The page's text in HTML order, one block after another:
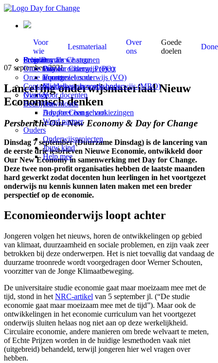
Voor
wie
Scholen
Primair onderwijs (PO)
Voortgezet onderwijs (VO)
Middelbaar beroeps onderwijs (MBO)
Voor docenten
Bedrijven
Adopteer een school
Word partner
Ouders
Onderwijsprojecten
Jouw kind
Help mee
Lesmateriaal
Programma’s
Day for Change Project
Economieles.nu
Gastlessen en workshops
Overige
Downloads
Day for Change verkiezingen
Over
ons
Over Day for Change
Onze missie
Onze impact
Contact
Nieuws
Goede
doelen
Projecten die we steunen
07 september, 2021
Lancering onderwijsmateriaal Nieuw
Economisch denken
Persbericht Our New Economy & Day for Change
Dinsdag 7 september (Duurzame Dinsdag) is de lancering van
de eerste drie lesbrieven Nieuwe Economie, ontwikkeld door
Our New Economy in samenwerking met Day for Change.
Deze twee non-profit organisaties hebben de laatste maanden
hard gewerkt zodat docenten hun leerlingen in het voortgezet
onderwijs nu kennis kunnen laten maken met een breder
perspectief op de economie.
Economieonderwijs loopt achter
Jongeren volgen het nieuws, horen de ontwikkelingen op gebied
van klimaat, duurzaamheid en sociale problemen, en zijn vaak zeer
betrokken bij deze onderwerpen. Het is niet toevallig dat vandaag de
duurzame troonrede wordt voorgedragen door Werner Schouten,
voorzitter van de Jonge Klimaatbeweging.
De universitaire studie economie gaat maar moeizaam mee met de
tijd, stond in het NRC-artikel van 5 september jl. (“De studie
economie gaat maar moeizaam mee met de tijd”). Maar ook de
ontwikkelingen in het economie curriculum van het voortgezet
onderwijs sluiten helaas nog niet aan op deze werkelijkheid.
Circulaire economie, andere manieren om brede welvaart te meten,
of Echte Prijzen worden in de huidige lesmethoden vaak niet
(uitgebreid) behandeld, terwijl jongeren hier wel vragen over
hebben.